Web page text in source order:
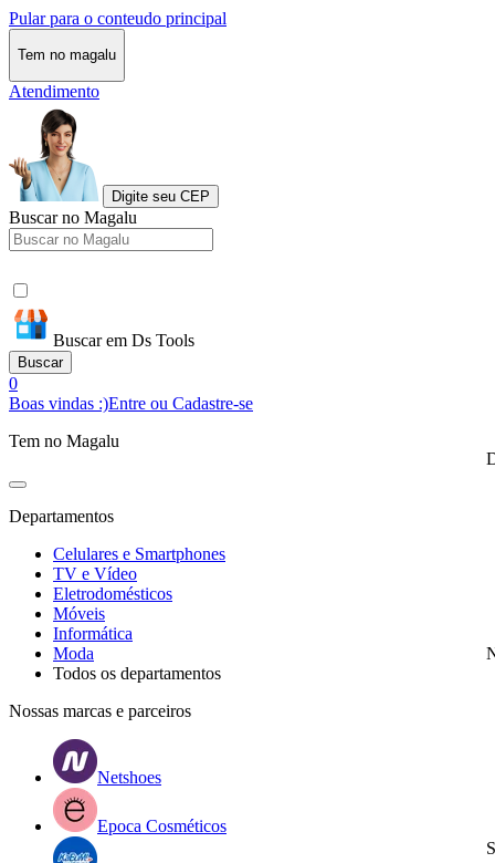
Pular para o conteudo principal
Tem no magalu
Atendimento
Digite seu CEP
Buscar no Magalu
Buscar em Ds Tools
Buscar
0
Boas vindas :)Entre ou Cadastre-se
Tem no Magalu
Departamentos
Celulares e Smartphones
TV e Vídeo
Eletrodomésticos
Móveis
Informática
Moda
Todos os departamentos
Nossas marcas e parceiros
Netshoes
Epoca Cosméticos